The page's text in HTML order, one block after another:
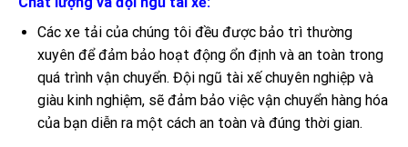
Các xe tải của chúng tôi đều được bảo trì thường
xuyên để đảm bảo hoạt động ổn định và an toàn trong
quá trình vận chuyển. Đội ngũ tài xế chuyên nghiệp và
giàu kinh nghiệm, sẽ đảm bảo việc vận chuyển hàng hóa
của bạn diễn ra một cách an toàn và đúng thời gian.